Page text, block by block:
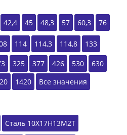
42,4 45 48,3 57 60,3 76
114 114,3 114,8 133
325 377 426 530
630
1420 Все значения
Сталь 10Х17Н13М2Т